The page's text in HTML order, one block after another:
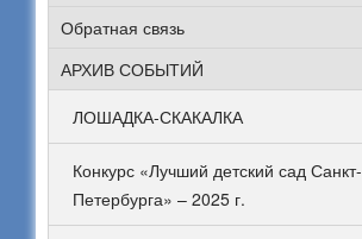
Обратная связь
АРХИВ СОБЫТИЙ
ЛОШАДКА-СКАКАЛКА
Конкурс «Лучший детский сад Санкт-
Петербурга» – 2025 г.